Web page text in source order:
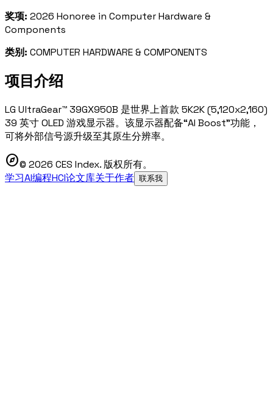
奖项: 2026 Honoree in Computer Hardware &
Components
类别: COMPUTER HARDWARE & COMPONENTS
项目介绍
LG UltraGear™ 39GX950B 是世界上首款 5K2K (5,120x2,160)
39 英寸 OLED 游戏显示器。该显示器配备“AI Boost”功能，
可将外部信号源升级至其原生分辨率。
explore© 2026 CES Index. 版权所有。
学习AI编程HCI论文库关于作者 联系我